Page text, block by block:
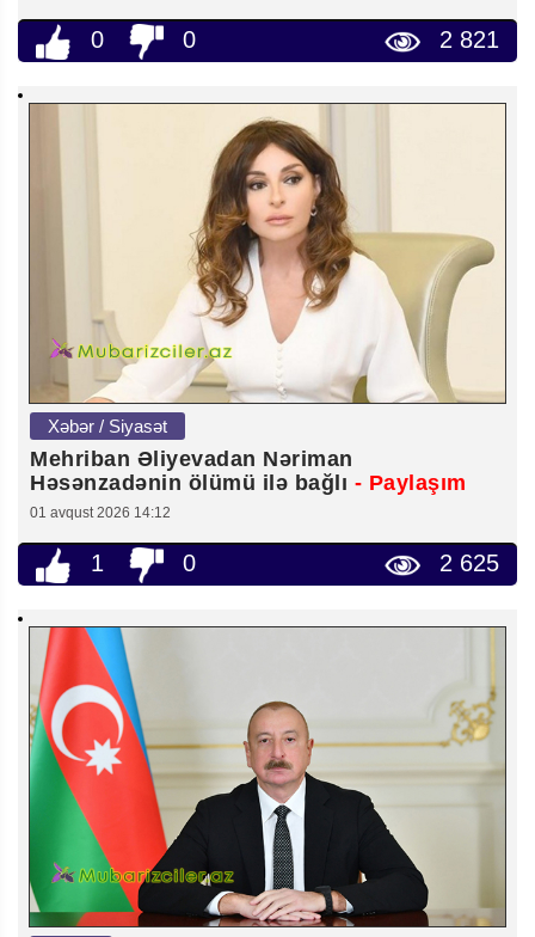
0 0 2 821
Xəbər / Siyasət
Mehriban Əliyevadan Nəriman
Həsənzadənin ölümü ilə bağlı - Paylaşım
01 avqust 2026 14:12
1 0 2 625